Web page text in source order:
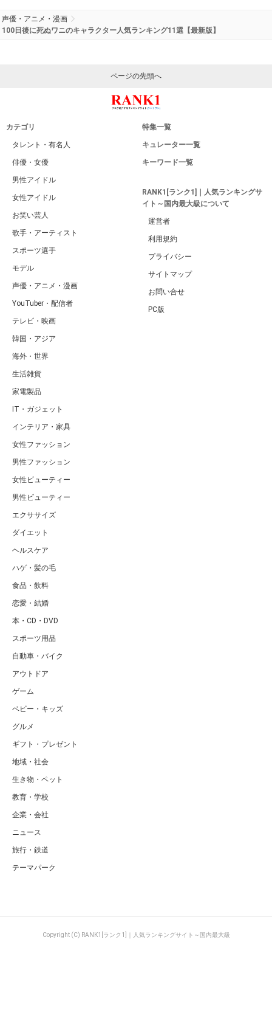
声優・アニメ・漫画
100日後に死ぬワニのキャラクター人気ランキング11選【最新版】
ページの先頭へ
カテゴリ
タレント・有名人
俳優・女優
男性アイドル
女性アイドル
お笑い芸人
歌手・アーティスト
スポーツ選手
モデル
声優・アニメ・漫画
YouTuber・配信者
テレビ・映画
韓国・アジア
海外・世界
生活雑貨
家電製品
IT・ガジェット
インテリア・家具
女性ファッション
男性ファッション
女性ビューティー
男性ビューティー
エクササイズ
ダイエット
ヘルスケア
ハゲ・髪の毛
食品・飲料
恋愛・結婚
本・CD・DVD
スポーツ用品
自動車・バイク
アウトドア
ゲーム
ベビー・キッズ
グルメ
ギフト・プレゼント
地域・社会
生き物・ペット
教育・学校
企業・会社
ニュース
旅行・鉄道
テーマパーク
特集一覧
キュレーター一覧
キーワード一覧
RANK1[ランク1]｜人気ランキングサ
イト～国内最大級について
運営者
利用規約
プライバシー
サイトマップ
お問い合せ
PC版
Copyright (C) RANK1[ランク1]｜人気ランキングサイト～国内最大級